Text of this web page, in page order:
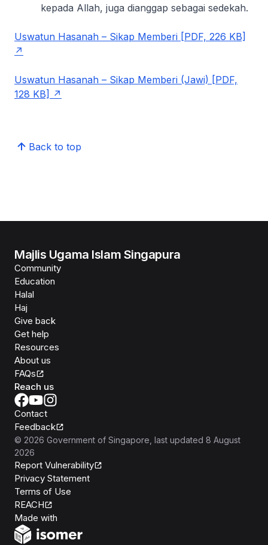
kepada Allah, juga dianggap sebagai sedekah.
Uswatun Hasanah – Sikap Memberi [PDF, 226 KB]
Uswatun Hasanah – Sikap Memberi (Jawi) [PDF,
128 KB]
Back to top
Majlis Ugama Islam Singapura
Community
Education
Halal
Haj
Give back
Get help
Resources
About us
FAQs
Reach us
Contact
Feedback
© 2026 Government of Singapore , last updated 8 August
2026
Report Vulnerability
Privacy Statement
Terms of Use
REACH
Made with